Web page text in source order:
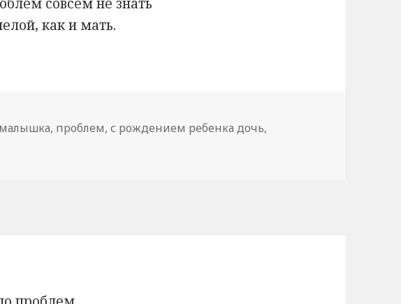
как и мать.
малышка, проблем,с рождением ребенка дочь,